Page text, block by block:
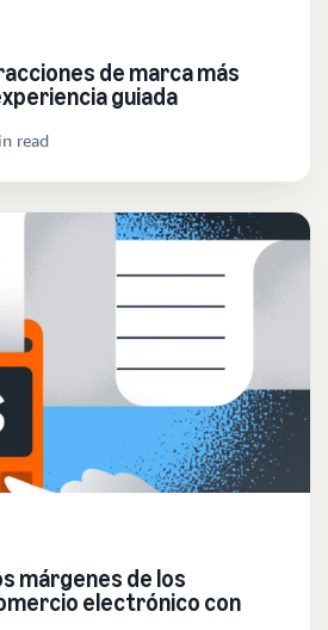
de marca más
guiada
read
márgenes de los
electrónico con